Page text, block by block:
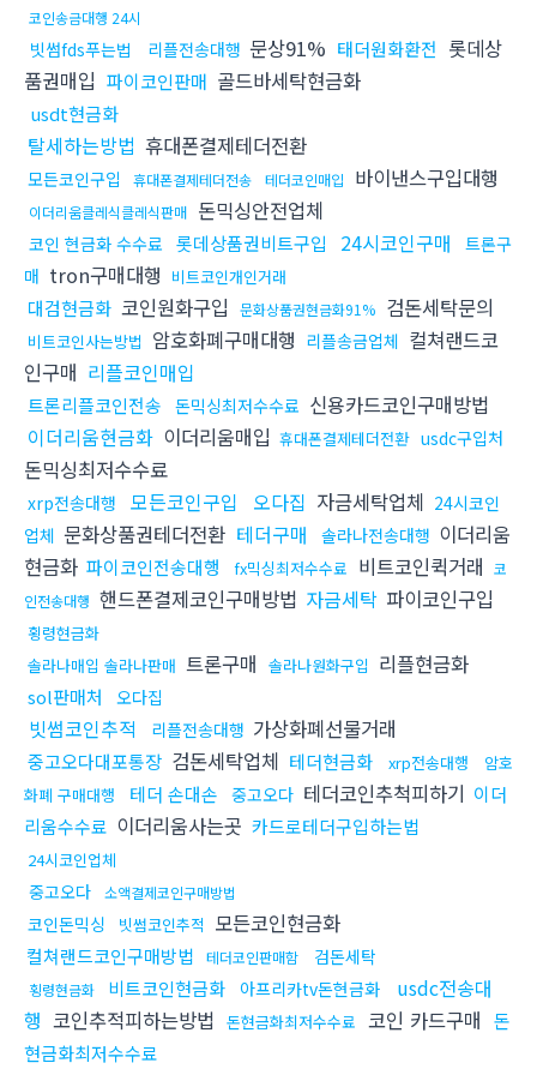
코인송금대행 24시
빗썸fds푸는법 리플전송대행 문상91% 태더원화환전 롯데상
품권매입 파이코인판매 골드바세탁현금화
usdt현금화
탈세하는방법 휴대폰결제테더전환
모든코인구입 휴대폰결제테더전송 테더코인매입 바이낸스구입대행
이더리움클레식클레식판매 돈믹싱안전업체
코인 현금화 수수료 롯데상품권비트구입 24시코인구매
트론구
매 tron구매대행 비트코인개인거래
대검현금화 코인원화구입 문화상품권현금화91% 검돈세탁문의
비트코인사는방법 암호화폐구매대행 리플송금업체 컬쳐랜드코
인구매 리플코인매입
트론리플코인전송 돈믹싱최저수수료 신용카드코인구매방법
이더리움현금화 이더리움매입 휴대폰결제테더전환 usdc구입처
돈믹싱최저수수료
xrp전송대행 모든코인구입 오다집 자금세탁업체 24시코인
업체 문화상품권테더전환 테더구매 솔라나전송대행 이더리움
현금화 파이코인전송대행 fx믹싱최저수수료 비트코인퀵거래 코
인전송대행 핸드폰결제코인구매방법 자금세탁 파이코인구입
횡령현금화
솔라나매입 솔라나판매 트론구매 솔라나원화구입 리플현금화
sol판매처 오다집
빗썸코인추적 리플전송대행 가상화폐선물거래
중고오다대포통장 검돈세탁업체 테더현금화 xrp전송대행
암호
화폐 구매대행
테더 손대손 중고오다 테더코인추척피하기 이더
리움수수료 이더리움사는곳 카드로테더구입하는법
24시코인업체
중고오다 소액결제코인구매방법
코인돈믹싱 빗썸코인추적 모든코인현금화
컬쳐랜드코인구매방법 테더코인판매함 검돈세탁
횡령현금화 비트코인현금화 아프리카tv돈현금화
usdc전송대
행 코인추적피하는방법 돈현금화최저수수료 코인 카드구매 돈
현금화최저수수료